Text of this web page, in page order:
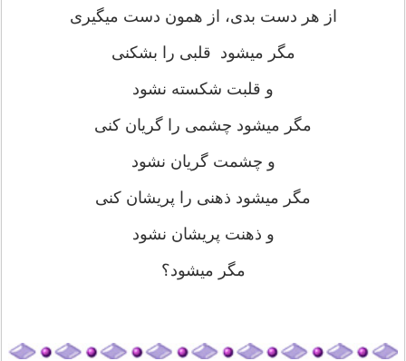
از هر دست بدی، از همون دست ميگيری
ﻣﮕﺮ میشود ﻗﻠﺒﯽ ﺭﺍ ﺑﺸﮑﻨﯽ
ﻭ ﻗﻠﺒﺖ ﺷﮑﺴﺘﻪ ﻧﺸﻮﺩ
ﻣﮕﺮ میشود ﭼﺸﻤﯽ ﺭﺍ ﮔﺮﯾﺎﻥ ﮐﻨﯽ
ﻭ ﭼﺸﻤﺖ ﮔﺮﯾﺎﻥ ﻧﺸﻮﺩ
ﻣﮕﺮ میشود ﺫﻫﻨﯽ ﺭﺍ ﭘﺮﯾﺸﺎﻥ ﮐﻨﯽ
ﻭ ﺫﻫﻨﺖ ﭘﺮﯾﺸﺎﻥ ﻧﺸﻮﺩ
ﻣﮕﺮ میشود؟